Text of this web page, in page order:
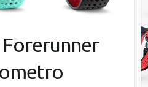
Forerunner